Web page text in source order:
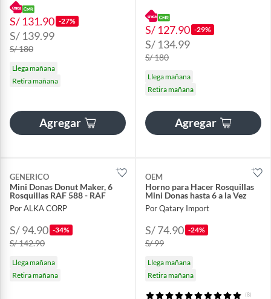
S/ 131.90 -27%
S/ 139.99
S/ 180
Llega mañana
Retira mañana
Agregar
S/ 127.90 -29%
S/ 134.99
S/ 180
Llega mañana
Retira mañana
Agregar
GENERICO
Mini Donas Donut Maker, 6
Rosquillas RAF 588 - RAF
Por ALKA CORP
S/ 94.90 -34%
S/ 142.90
Llega mañana
Retira mañana
OEM
Horno para Hacer Rosquillas
Mini Donas hasta 6 a la Vez
Por Qatary Import
S/ 74.90 -24%
S/ 99
Llega mañana
Retira mañana
(8)